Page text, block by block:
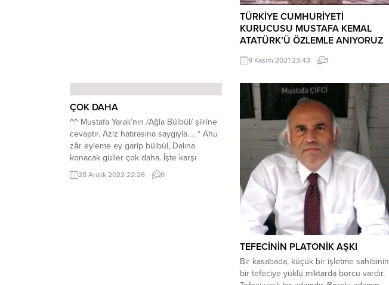
TÜRKİYE CUMHURİYETİ
KURUCUSU MUSTAFA KEMAL
ATATÜRK’Ü ÖZLEMLE ANIYORUZ
9 Kasım 2021 23:43 1
ÇOK DAHA
^^ Mustafa Yaralı’nın /Ağla Bülbül/ şiirine
cevaptır. Aziz hatırasına saygıyla…. * Ahu
zâr eyleme ey garip bülbül, Dalına
konacak güller çok daha. İşte karşı
bağda, navruzla sümbül, Sesine gelecek,
eller çok daha. Yabaydı sırtında, sanılmış
28 Aralık 2022 22:26 0
TEFECİNİN PLATONİK AŞKI
Bir kasabada, küçük bir işletme sahibinin
bir tefeciye yüklü miktarda borcu vardır.